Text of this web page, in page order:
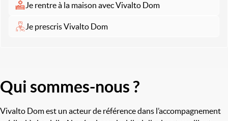
Je rentre à la maison avec Vivalto Dom
Je prescris Vivalto Dom
Image
Qui sommes-nous ?
Vivalto Dom est un acteur de référence dans l’accompagnement